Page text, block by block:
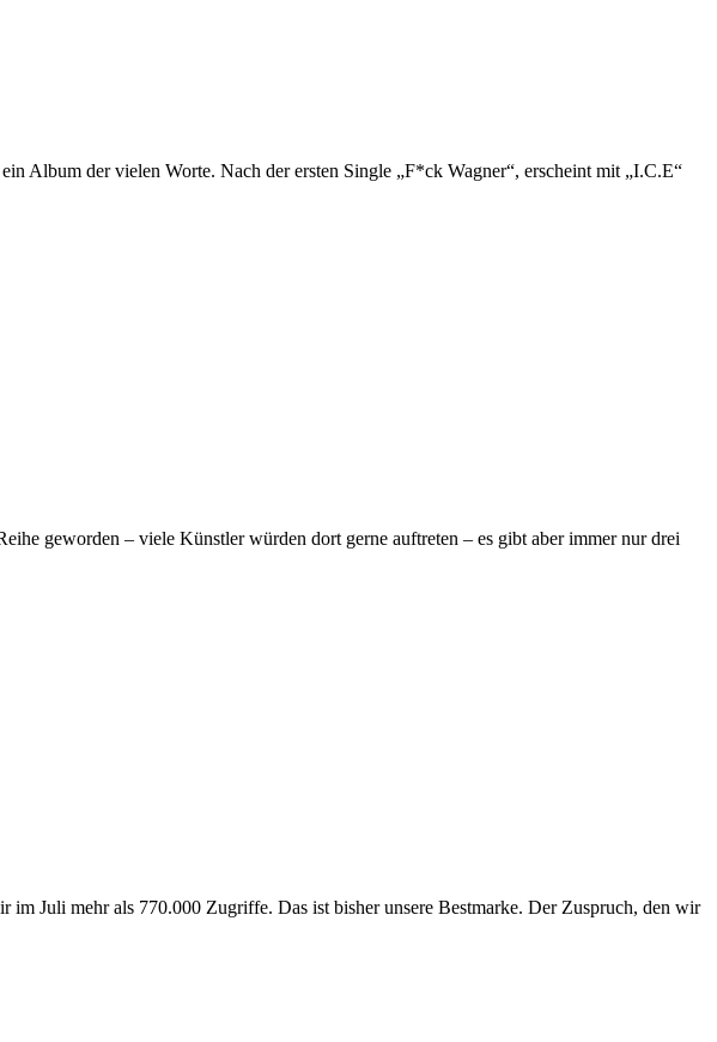
Album der vielen Worte. Nach der ersten Single „F*ck Wagner“, erscheint mit „I.C.E“
geworden – viele Künstler würden dort gerne auftreten – es gibt aber immer nur drei
Juli mehr als 770.000 Zugriffe. Das ist bisher unsere Bestmarke. Der Zuspruch, den wir